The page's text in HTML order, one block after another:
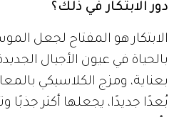
دور الابتكار في ذلك؟
الابتكار هو المفتاح لجعل
بالحياة في عيون الأجيال
بعناية، ومزج الكلاسيكي
بُعدًا جديدًا، يجعلها أكثر